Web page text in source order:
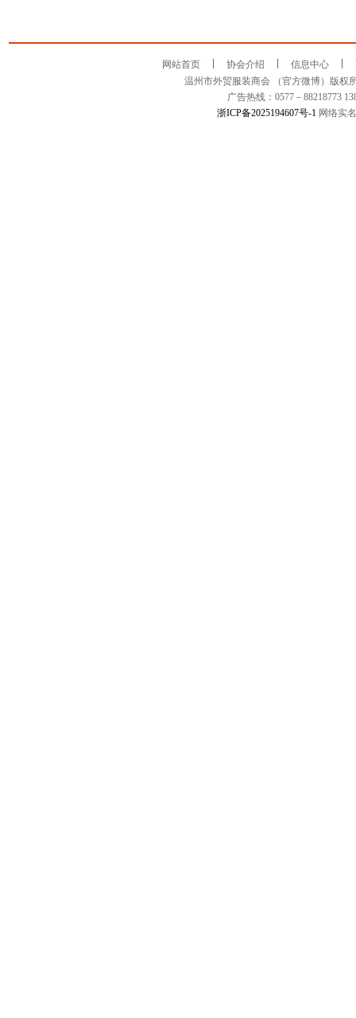
网站首页 协会介绍 信息中心
温州市外贸服装商会 （官方微博）版权
广告热线：0577－88218773
浙ICP备2025194607号-1网络实